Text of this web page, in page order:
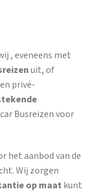
, eveneens met
uit, of
privé-
Busreizen voor
het aanbod van de
Wij zorgen
op maat kunt